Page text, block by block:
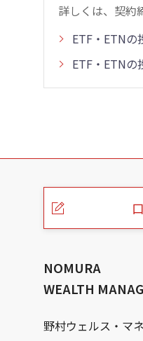
詳しくは、契約
ETF・ETNの
ETF・ETNの
こ
NOMURA
WEALTH
野村ウェルス・マ